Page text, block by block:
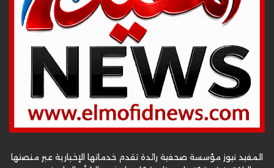
المفيد نيوز مؤسسة صحفية رائدة تقدم خدماتها الإخبارية عبر منصتها